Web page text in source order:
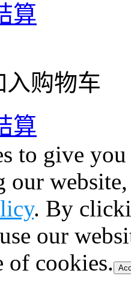
算
入购物车
算
to give
our
. By
our
of cookies.